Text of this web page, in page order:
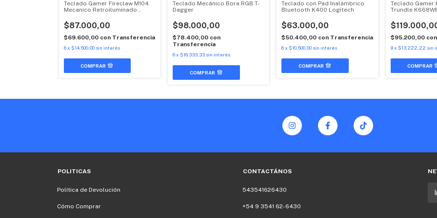
Teclado Gamer Fireclaw M104
Mecanico Retroiluminado
$87.000,00
$69.600,00 con Transferencia
6x $14.500,00 sin interés
Teclado Mecánico Bora RGB T-
Dagger
$98.000,00
$78.400,00 con
Transferencia
6x $16.333,33 sin interés
COMPRAR
Teclado con Pad Inalámbrico
Bluetooth K400 Logitech
$63.000,00
$50.400,00 con Transferencia
6x $10.500,00 sin interés
Teclado Gamer
Trundle
$95.200,00 con
9 x $13.222,22 sin
POLITICAS
Política de Devolución
Cómo Comprar
CONTACTÁNOS
543541626430
+54 9 3541 62-6430